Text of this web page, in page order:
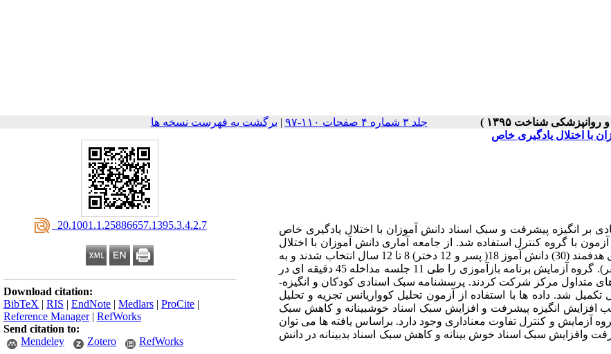
جلد ۳ شماره ۴ صفحات ۱۱۰-۹۷ | برگشت به فهرست نسخه ها
‎ 20.1001.1.25886657.1395.3.4.2.7
Download citation:
BibTeX | RIS | EndNote | Medlars | ProCite |
Reference Manager| RefWorks
Send citation to:
Mendeley
Zotero RefWorks
با اختلال یادگیری خاص
بر انگیزه­ پیشرفت و سبک اسناد دانش­ آموزان با اختلال یادگیری خاص
با گروه کنترل استفاده شد. از جامعه آماری دانش ­آموزان با اختلال
یادگیری خاص شهر تهران در سال تحصیلی 95- 1394 به روش نمونه­ گیری هدفمند (30) دانش ­آموز 18( پسر و 12 دختر) 8 تا 12 سال انتخاب شدند و به
طور تصادفی در گروه آزمایش و کنترل قرار داده شده اند (هر گروه 15نفر). گروه آزمایش برنامه بازآموزی را طی 11 جلسه مداخله 45 دقیقه ای در
های متداول مرکز شرکت کردند. پرسشنامه سبک اسنادی کودکان و انگیزه­
شد. داده ­ها با استفاده از آزمون تحلیل کوواریانس تجزیه و تحلیل
افزایش انگیزه پیشرفت و افزایش سبک اسناد خوش­بینانه و کاهش سبک
آزمایش و کنترل تفاوت معناداری وجود دارد. براساس یافته­ ها می توان
وافزایش سبک اسناد خوش­ بینانه و کاهش سبک اسناد بدبینانه در دانش